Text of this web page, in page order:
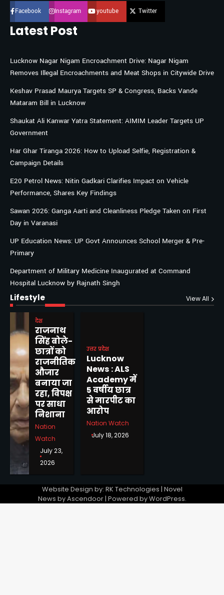
Facebook Instagram youtube Twitter
Latest Post
Lucknow Nagar Nigam Encroachment Drive: Nagar Nigam
Removes Illegal Encroachments and Meat Shops in Citywide Drive
Keshav Prasad Maurya Targets SP & Congress, Backs Vande
Mataram Bill in Lucknow
Shaukat Ali Kanwar Yatra Statement: AIMIM Leader Targets UP
Government
Har Ghar Tiranga 2026: How to Upload Selfie, Registration &
Campaign Details
E20 Petrol News: Nitin Gadkari Clarifies Impact on Vehicle
Performance, Shares Key Findings
Sawan 2026: Ganga Aarti and Cleanliness Pledge Taken on First
Day in Varanasi
UP Education News: UP Govt Announces School Merger & Pre-
Primary
Department of Military Medicine Inaugurated at Command
Hospital Lucknow by Rajnath Singh
Lifestyle View All
देश
राजनाथ
सिंह बोले-
छात्रों को
राजनीतिक
औजार
बनाया जा
रहा, विपक्ष
पर साधा
निशाना
Nation
Watch
July 23,
2026
उत्तर प्रदेश
Lucknow
News : ALS
Academy में
5 वर्षीय छात्र
से मारपीट का
आरोप
Nation Watch
July 18, 2026
Website Design by: RK Technologies | Novel
News byAscendoor| Powered byWordPress.